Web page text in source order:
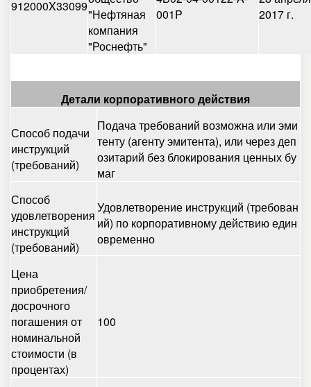
912000X33099
"Нефтяная
компания
"Роснефть"
001P
2017 г.
Детали корпоративного действия
Способ подачи
инструкций
(требований)
Подача требований возможна или эми
тенту (агенту эмитента), или через деп
озитарий без блокирования ценных бу
маг
Способ
удовлетворения
инструкций
(требований)
Удовлетворение инструкций (требован
ий) по корпоративному действию един
овременно
Цена
приобретения/
досрочного
погашения от
номинальной
стоимости (в
процентах)
100